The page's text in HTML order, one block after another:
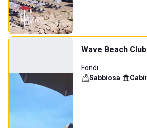
Wave Beach Club
Fondi
Sabbiosa·